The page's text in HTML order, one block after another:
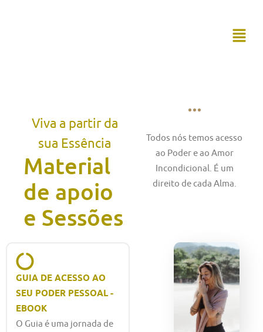
Viva a partir da
sua Essência
Material
de apoio
e Sessões
Todos nós temos acesso
ao Poder e ao Amor
Incondicional. É um
direito de cada Alma.
GUIA DE ACESSO AO
SEU PODER PESSOAL -
EBOOK
O Guia é uma jornada de